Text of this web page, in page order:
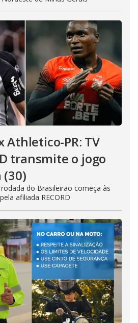
Athletico-PR: TV
transmite o jogo
do Brasileirão começa às
afiliada RECORD